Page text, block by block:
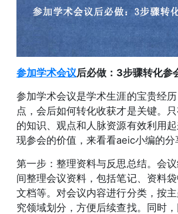
参加学术会议后必做：3步骤转化参
参加学术会议是学术生涯的宝贵经
点，会后如何转化收获才是关键。
的知识、观点和人脉资源有效利用
现参会的价值，来看看aeic小编的分
第一步：整理资料与反思总结。会
间整理会议资料，包括笔记、资料
文档等。对会议内容进行分类，按
究领域划分，方便后续查找。同时，